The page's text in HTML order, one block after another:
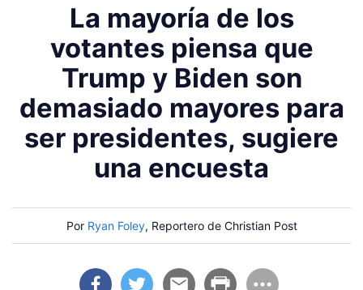
La mayoría de los
votantes piensa que
Trump y Biden son
demasiado mayores para
ser presidentes, sugiere
una encuesta
Por Ryan Foley, Reportero de Christian Post